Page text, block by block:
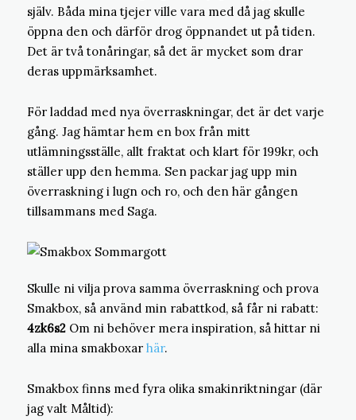
själv. Båda mina tjejer ville vara med då jag skulle
öppna den och därför drog öppnandet ut på tiden.
Det är två tonåringar, så det är mycket som drar
deras uppmärksamhet.
För laddad med nya överraskningar, det är det varje
gång. Jag hämtar hem en box från mitt
utlämningsställe, allt fraktat och klart för 199kr, och
ställer upp den hemma. Sen packar jag upp min
överraskning i lugn och ro, och den här gången
tillsammans med Saga.
Skulle ni vilja prova samma överraskning och prova
Smakbox, så använd min rabattkod, så får ni rabatt:
4zk6s2 Om ni behöver mera inspiration, så hittar ni
alla mina smakboxar här.
Smakbox finns med fyra olika smakinriktningar (där
jag valt Måltid):